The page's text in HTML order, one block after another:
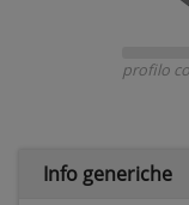
profilo
Info generiche